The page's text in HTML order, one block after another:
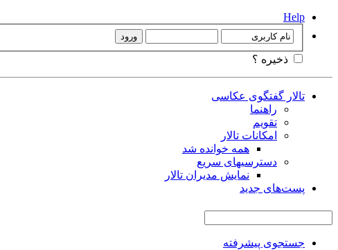
Help
ذخیره ؟
تالار گفتگوی عکاسی
راهنما
تقویم
امکانات تالار
همه خوانده شد
دسترسیهای سریع
نمایش مدیران تالار
پست‌های جدید
جستجوی پیشرفته